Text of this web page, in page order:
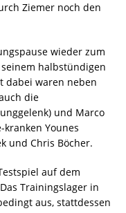
Ziemer noch den
wieder zum
halbstündigen
dabei waren neben
die
und Marco
kranken Younes
und Chris Böcher.
auf dem
Trainingslager in
aus, stattdessen